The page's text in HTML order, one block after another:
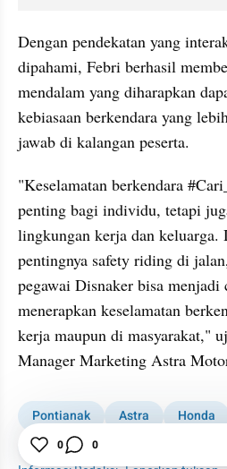
Dengan pendekatan yang
dipahami, Febri berhasil
mendalam yang diharapkan
kebiasaan berkendara yang
jawab di kalangan peserta.
"Keselamatan berkendara
penting bagi individu, tetapi
lingkungan kerja dan keluarga.
pentingnya safety riding di
pegawai Disnaker bisa menjadi
menerapkan keselamatan
kerja maupun di masyarakat,"
Manager Marketing Astra
Pontianak Astra Honda
Kalimantan Barat
0 0